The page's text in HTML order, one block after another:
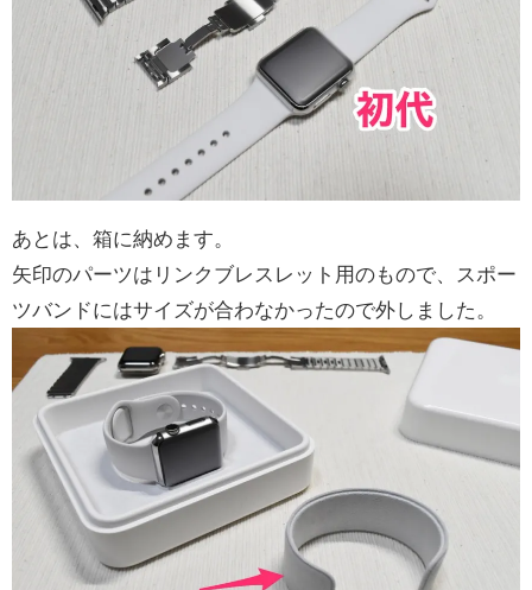
あとは、箱に納めます。
矢印のパーツはリンクブレスレット用のもので、スポー
ツバンドにはサイズが合わなかったので外しました。